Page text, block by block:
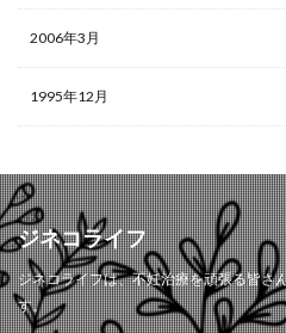
2006年3月
1995年12月
ジネコライフ
ジネコライフは、不妊治療を頑張る皆さ
す。